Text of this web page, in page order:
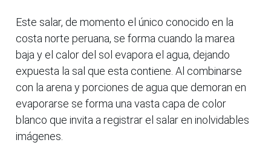
Este salar, de momento el único conocido en la
costa norte peruana, se forma cuando la marea
baja y el calor del sol evapora el agua, dejando
expuesta la sal que esta contiene. Al combinarse
con la arena y porciones de agua que demoran en
evaporarse se forma una vasta capa de color
blanco que invita a registrar el salar en inolvidables
imágenes.